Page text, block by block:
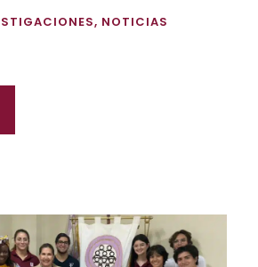
, NOTICIAS